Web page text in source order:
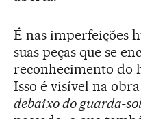
É nas imperfeições
suas peças que se
reconhecimento do
Isso é visível na
debaixo do guarda-